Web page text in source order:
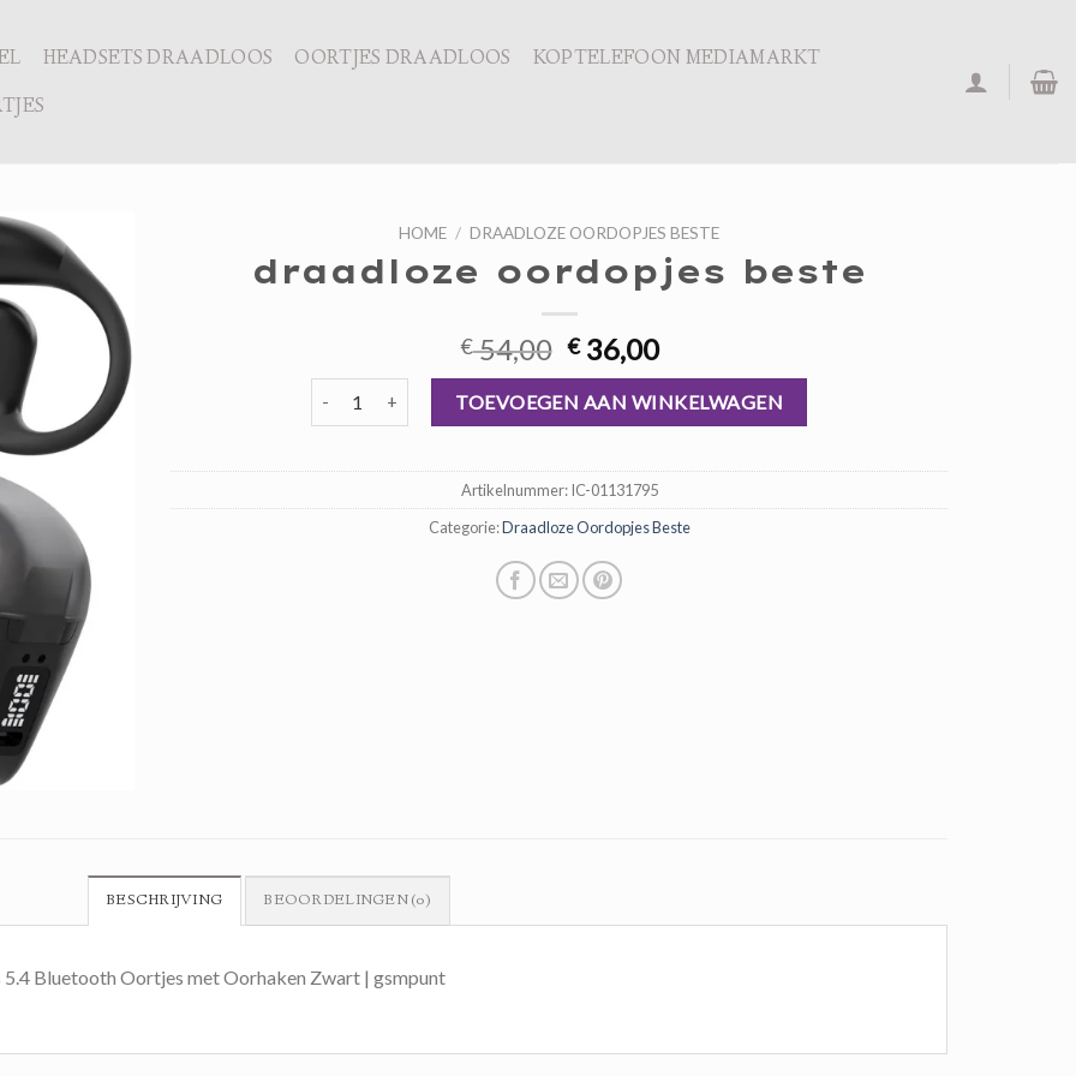
HEADSETS DRAADLOOS OORTJES DRAADLOOS
KOPTELEFOON MEDIAMARKT
HOME / DRAADLOZE OORDOPJES BESTE
draadloze oordopjes beste
€54,00 Oorspronkelijke
prijs
was:
€ 54,00.
€36,00Huidige
prijs
is:
€ 36,00.
draadloze oordopjes beste aantalTOEVOEGEN AAN WINKELWAGEN
Artikelnummer:IC-01131795
Categorie:Draadloze Oordopjes Beste
BESCHRIJVING BEOORDELINGEN (0)
Bluetooth Oortjes met Oorhaken Zwart | gsmpunt